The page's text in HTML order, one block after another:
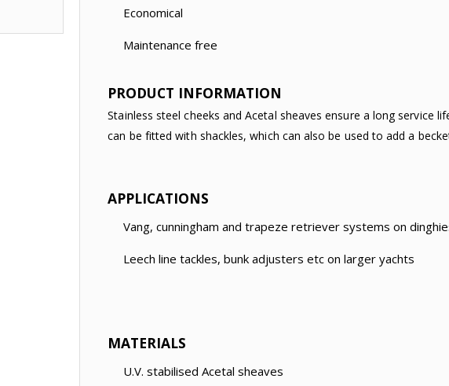
Economical
Maintenance free
PRODUCT INFORMATION
Stainless steel cheeks and Acetal sheaves ensure a long service
can be fitted with shackles, which can also be used to add a
APPLICATIONS
Vang, cunningham and trapeze retriever systems on
Leech line tackles, bunk adjusters etc on larger yachts
MATERIALS
U.V. stabilised Acetal sheaves